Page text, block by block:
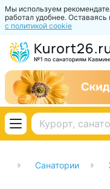
Мы используем
работал удобнее.
с политикой cookie
Санатории